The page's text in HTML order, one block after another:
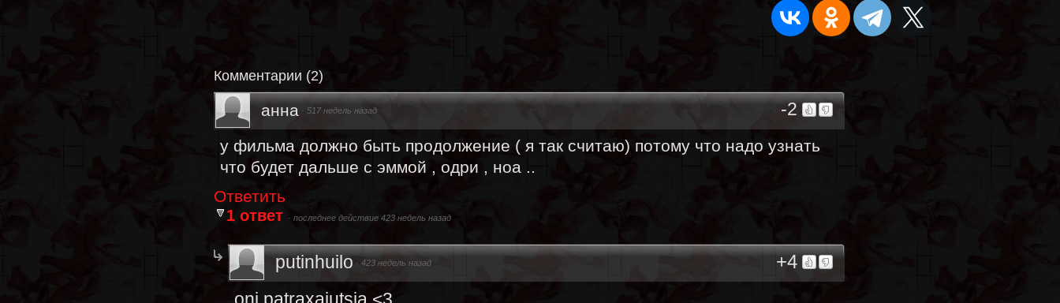
Комментарии (2)
-2
анна · 517 недель назад
у фильма должно быть продолжение ( я так считаю) потому что надо узнать
что будет дальше с эммой , одри , ноа ..
Ответить
1 ответ · последнее действие 423 недель назад
+4
putinhuilo · 423 недель назад